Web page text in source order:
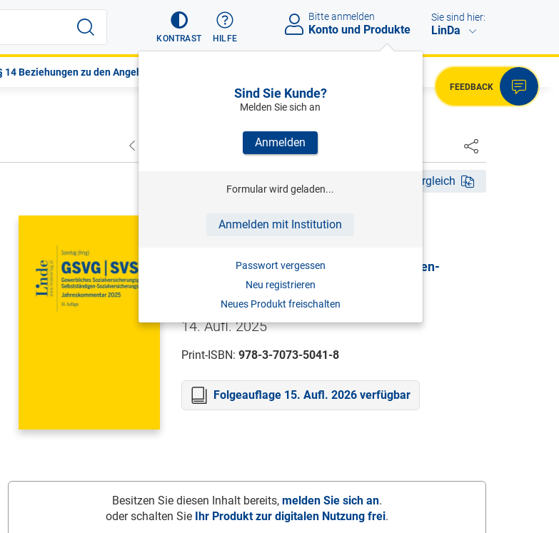
KONTRAST HILFE
Bitte anmelden
Konto und Produkte
Sind Sie Kunde?
Melden Sie sich an
Anmelden
Formular wird geladen...
Anmelden mit Institution
Passwort vergessen
Neu registrieren
Neues Produkt freischalten
Sie sind hier:
LinDa
14 Beziehungen zu den Angehöri...
FEEDBACK
NÄCHSTER
Fassungsvergleich
SONNTAG (HRSG)
Sozialversicherungsgesetz & Selbständigen-
Sozialversicherungsgesetz
Jahreskommentar
14. Aufl. 2025
Print-ISBN:978-3-7073-5041-8
Folgeauflage 15. Aufl. 2026 verfügbar
Besitzen Sie diesen Inhalt bereits, melden Sie sich an.
oder schalten Sie
Ihr Produkt zur digitalen Nutzung frei.